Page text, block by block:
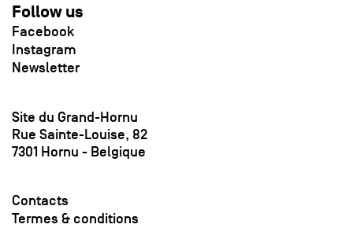
Follow us
Facebook
Instagram
Newsletter
Site du Grand-Hornu
Rue Sainte-Louise, 82
7301 Hornu - Belgique
Contacts
Termes & conditions